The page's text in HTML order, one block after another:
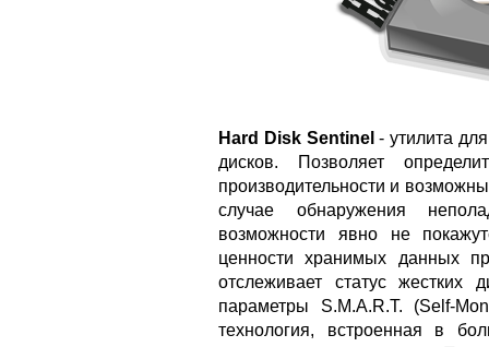
Hard Disk Sentinel - утилита
дисков. Позволяет
производительности и
случае обнаружения
возможности явно не
ценности хранимых данных
отслеживает статус жестких
параметры S.M.A.R.T. (Self-
технология, встроенная в